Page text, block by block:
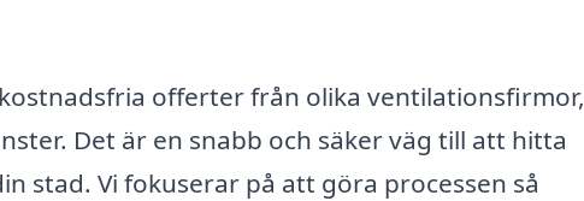
offerter från olika ventilationsfirmor,
Det är en snabb och säker väg till att hitta
stad. Vi fokuserar på att göra processen så